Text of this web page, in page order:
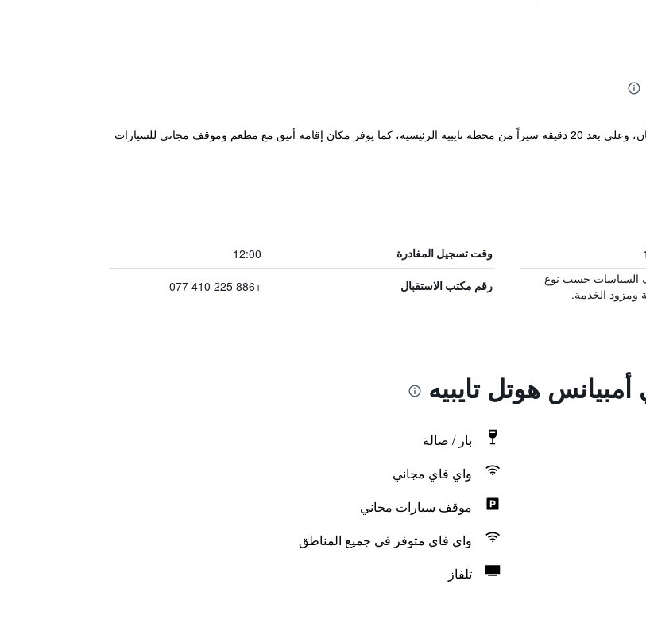
يقع Ambience Hotel Taipei في تايبيه في منطقة زونغشان، وعلى بعد 20 دقيقة سيراً من محطة تايبيه الرئيسية، كما يوفر مكان إقامة أنيق مع مطعم وموقف مجاني للسيارات
وقت تسجيل المغادرة 12:00
السياسات حسب نوع
ومزود الخدمة.
رقم مكتب الاستقبال +886 225 410 077
هوتل تايبيه
بار / صالة
واي فاي مجاني
موقف سيارات مجاني
واي فاي متوفر في جميع المناطق
تلفاز